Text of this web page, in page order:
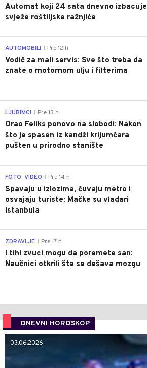
Automat koji 24 sata dnevno izbacuje
svježe roštiljske ražnjiće
AUTOMOBILI Pre 12 h
Vodič za mali servis: Sve što treba da
znate o motornom ulju i filterima
LJUBIMCI Pre 13 h
Orao Feliks ponovo na slobodi: Nakon
što je spasen iz kandži krijumčara
pušten u prirodno stanište
FOTO, VIDEO Pre 14 h
Spavaju u izlozima, čuvaju metro i
osvajaju turiste: Mačke su vladari
Istanbula
ZDRAVLJE Pre 17 h
I tihi zvuci mogu da poremete san:
Naučnici otkrili šta se dešava mozgu
DNEVNI HOROSKOP
03.06.2026.